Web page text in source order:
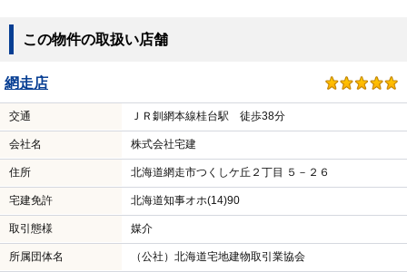
この物件の取扱い店舗
網走店
交通 ＪＲ釧網本線桂台駅 徒歩38分
会社名 株式会社宅建
住所 北海道網走市つくしケ丘２丁目 ５－２６
宅建免許 北海道知事オホ(14)90
取引態様 媒介
所属団体名 （公社）北海道宅地建物取引業協会